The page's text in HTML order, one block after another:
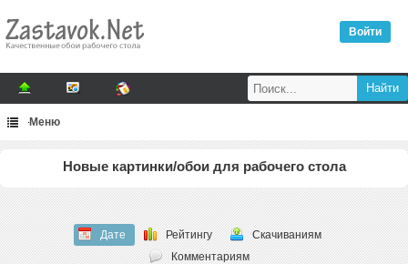
Войти
Меню
Новые картинки/обои для рабочего стола
Дате Рейтингу
Скачиваниям
Комментариям